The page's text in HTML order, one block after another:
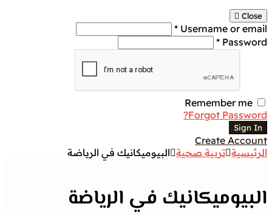
Close
Username or email *
Password *
Remember me
Forgot Password?
Sign In
Create Account
الرئيسية تربية صحية البيوميكانيك في الرياضة
البيوميكانيك في الرياضة